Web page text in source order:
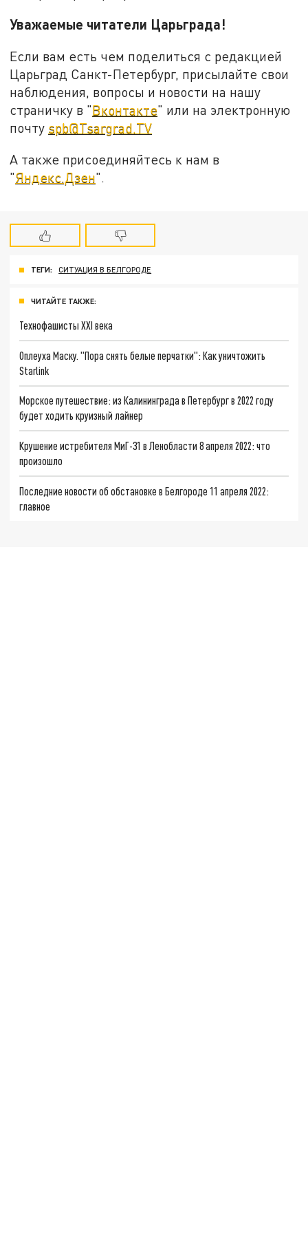
Уважаемые читатели Царьграда!
Если вам есть чем поделиться с редакцией
Царьград Санкт-Петербург, присылайте свои
наблюдения, вопросы и новости на нашу
страничку в "Вконтакте" или на электронную
почту spb@Tsargrad.TV
А также присоединяйтесь к нам в
"Яндекс.Дзен".
ТЕГИ: СИТУАЦИЯ В БЕЛГОРОДЕ
ЧИТАЙТЕ ТАКЖЕ:
Технофашисты XXI века
Оплеуха Маску. "Пора снять белые перчатки": Как уничтожить
Starlink
Морское путешествие: из Калининграда в Петербург в 2022 году
будет ходить круизный лайнер
Крушение истребителя МиГ-31 в Ленобласти 8 апреля 2022: что
произошло
Последние новости об обстановке в Белгороде 11 апреля 2022:
главное